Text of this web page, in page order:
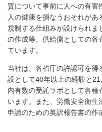
質について事前に人への有害
人の健康を損なうおそれが
規制する仕組みが設けられま
の作成等、供給側としての各
ています。
当社は、各省庁の許認可を
設として40年以上の経験と
内有数の受託ラボとして各種
います。また、労働安全衛
申請のための英訳報告書の作